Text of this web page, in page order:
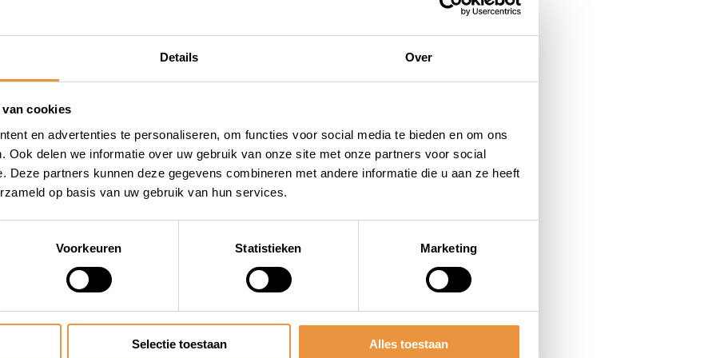
Details Over
cookies
en advertenties te personaliseren, om functies voor social media te bieden en om ons
Ook delen we informatie over uw gebruik van onze site met onze partners voor social
Deze partners kunnen deze gegevens combineren met andere informatie die u aan ze heeft
op basis van uw gebruik van hun services.
Voorkeuren Statistieken Marketing
Selectie toestaan Alles toestaan
en slijtage tot een
in een soepele en
levensduur van je
uitdagingen van off-
elk avontuur.
en kwaliteit. Daarom
goedgekeurde sloten,
2T vol synth smeermiddel
Bij artsloten.nl
goedgekeurde producten.
producten, zodat jij
RS 2T vol synth